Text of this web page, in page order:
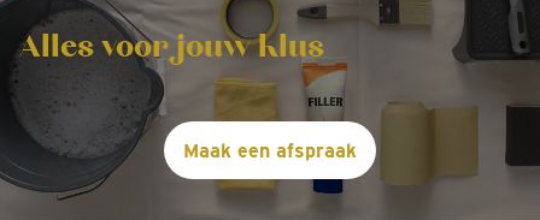
Alles voor jouw klus
Maak een afspraak